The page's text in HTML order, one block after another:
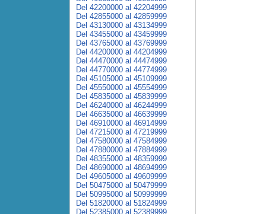
Del 42200000 al 42204999
Del 42855000 al 42859999
Del 43130000 al 43134999
Del 43455000 al 43459999
Del 43765000 al 43769999
Del 44200000 al 44204999
Del 44470000 al 44474999
Del 44770000 al 44774999
Del 45105000 al 45109999
Del 45550000 al 45554999
Del 45835000 al 45839999
Del 46240000 al 46244999
Del 46635000 al 46639999
Del 46910000 al 46914999
Del 47215000 al 47219999
Del 47580000 al 47584999
Del 47880000 al 47884999
Del 48355000 al 48359999
Del 48690000 al 48694999
Del 49605000 al 49609999
Del 50475000 al 50479999
Del 50995000 al 50999999
Del 51820000 al 51824999
Del 52385000 al 52389999